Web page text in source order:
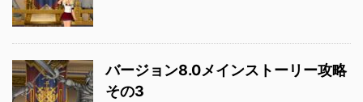
バージョン8.0メインストーリー攻略
その3